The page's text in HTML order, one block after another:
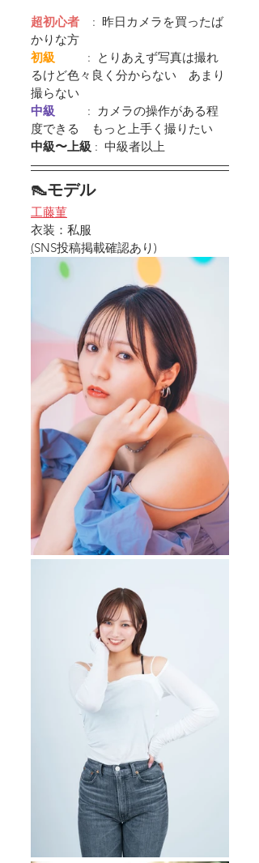
超初心者
    :  昨日カメラを買ったば
かりな方
初級
:  とりあえず写真は撮れ
るけど色々良く分からない　あまり
撮らない
中級
:  カメラの操作がある程
度できる　もっと上手く撮りたい
中級〜上級 :  中級者以上
👠モデル
工藤菫
衣装：私服
(SNS投稿掲載確認あり)